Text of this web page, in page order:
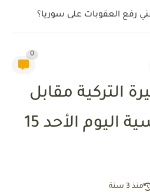
رفع العقوبات على سوريا؟
0
التركية مقابل
العملات الرئيسية اليوم الأحد 15
منذ 3 سنة